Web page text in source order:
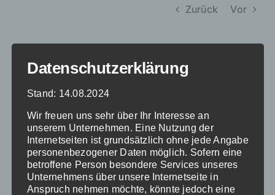
Zurück Vor
VonAnna-Maria Koneberg | August 31st,
Share This Story, Choose Your Platform!
Facebook
X RedditLinkedInWhatsApp
TumblrPinterest
Vk Xing
Datenschutzerklärung
Stand: 14.08.2024
Wir freuen uns sehr über Ihr Interesse an
unserem Unternehmen. Eine Nutzung der
Internetseiten ist grundsätzlich ohne jede Angabe
personenbezogener Daten möglich. Sofern eine
betroffene Person besondere Services unseres
Unternehmens über unsere Internetseite in
Anspruch nehmen möchte, könnte jedoch eine